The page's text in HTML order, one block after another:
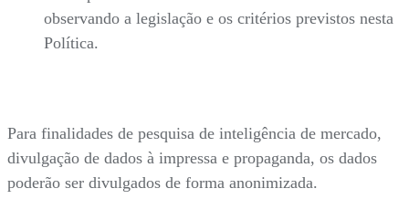
observando a legislação e os critérios previstos nesta
Política.
Para finalidades de pesquisa de inteligência de mercado,
divulgação de dados à impressa e propaganda, os dados
poderão ser divulgados de forma anonimizada.